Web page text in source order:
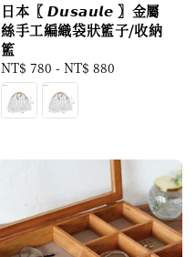
日本〖 𝘿𝙪𝙨𝙖𝙪𝙡𝙚 〗金屬
絲手工編織袋狀籃子/收納
籃
Regular
price
NT$ 780 - NT$ 880